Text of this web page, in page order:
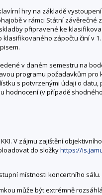
hry na základě
v rámci Státní závěrečné
připravené ke
zápočtu činí v
v daném semestru na
programu požadavkům
s potvrzenými údaji o
(v případě
V zájmu zajištění
do složkyhttps://
místnosti koncertního sálu.
může být extrémně